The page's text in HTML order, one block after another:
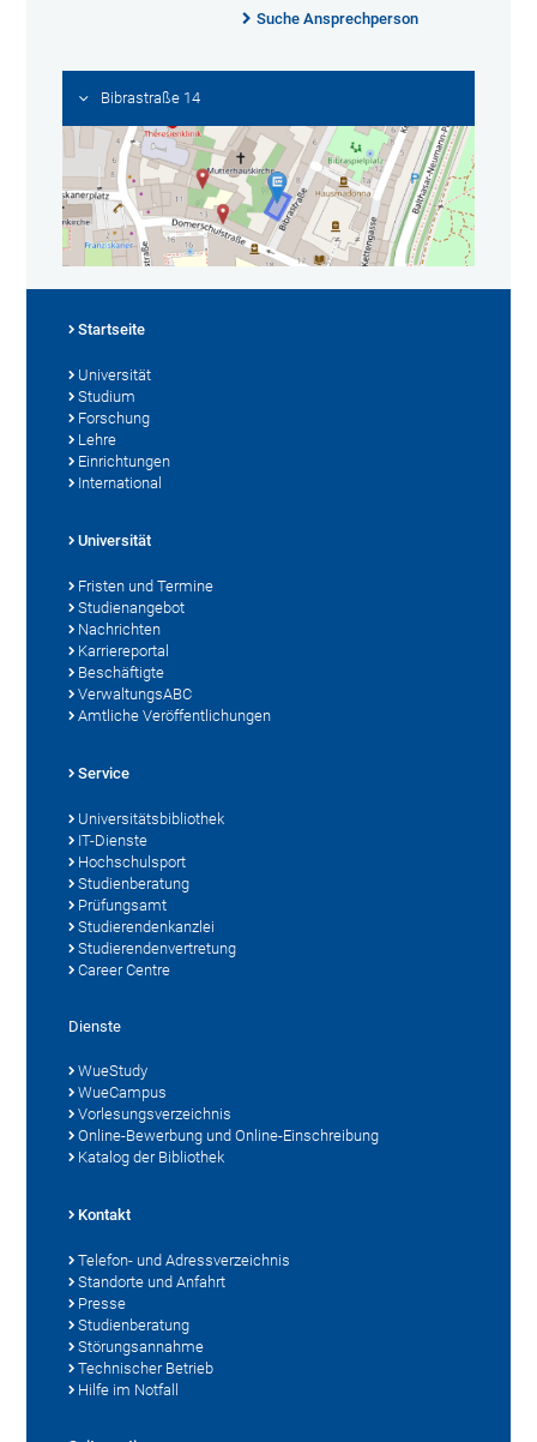
Suche Ansprechperson
Bibrastraße 14
Startseite
Universität
Studium
Forschung
Lehre
Einrichtungen
International
Universität
Fristen und Termine
Studienangebot
Nachrichten
Karriereportal
Beschäftigte
VerwaltungsABC
Amtliche Veröffentlichungen
Service
Universitätsbibliothek
IT-Dienste
Hochschulsport
Studienberatung
Prüfungsamt
Studierendenkanzlei
Studierendenvertretung
Career Centre
Dienste
WueStudy
WueCampus
Vorlesungsverzeichnis
Online-Bewerbung und Online-Einschreibung
Katalog der Bibliothek
Kontakt
Telefon- und Adressverzeichnis
Standorte und Anfahrt
Presse
Studienberatung
Störungsannahme
Technischer Betrieb
Hilfe im Notfall